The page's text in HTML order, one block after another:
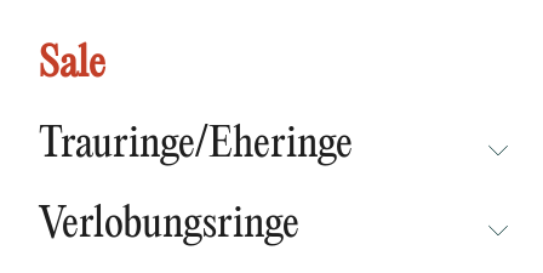
Sale
Trauringe/Eheringe
NEUHEITEN
Verlobungsringe